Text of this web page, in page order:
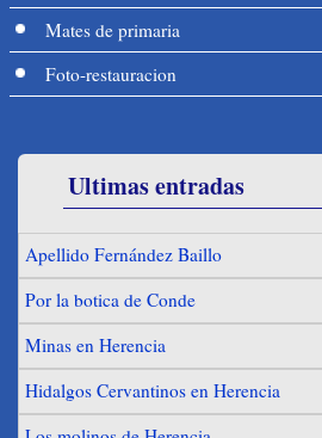
Mates de primaria
Foto-restauracion
Ultimas entradas
Apellido Fernández Baillo
Por la botica de Conde
Minas en Herencia
Hidalgos Cervantinos en Herencia